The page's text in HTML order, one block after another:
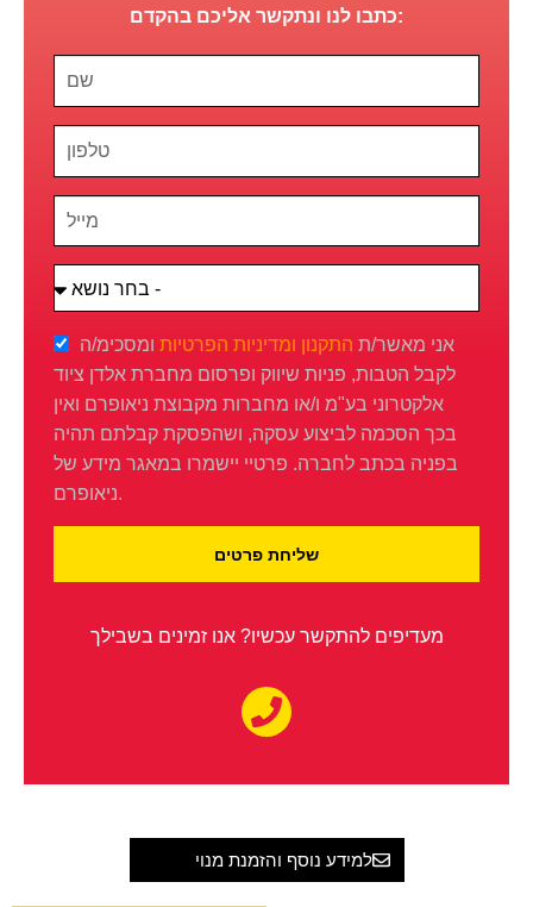
כתבו לנו ונתקשר אליכם בהקדם:
אני מאשר/ת התקנון ומדיניות הפרטיותומסכימ/ה
לקבל הטבות, פניות שיווק ופרסום מחברת אלדן ציוד
אלקטרוני בע"מ ו/או מחברות מקבוצת ניאופרם ואין
בכך הסכמה לביצוע עסקה, ושהפסקת קבלתם תהיה
בפניה בכתב לחברה. פרטיי יישמרו במאגר מידע של
ניאופרם.
שליחת פרטים
מעדיפים להתקשר עכשיו? אנו זמינים בשבילך
למידע נוסף והזמנת מנוי